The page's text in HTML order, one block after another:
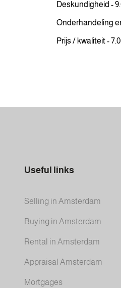
Deskundigheid -
Onderhandeling
Prijs / kwaliteit - 7.0
Useful links
Selling in Amsterdam
Buying in Amsterdam
Rental in Amsterdam
Appraisal Amsterdam
Mortgages